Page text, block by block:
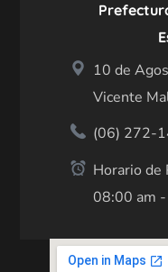
10 de
Vicente
(06) 272-
Horario de
08:00 am